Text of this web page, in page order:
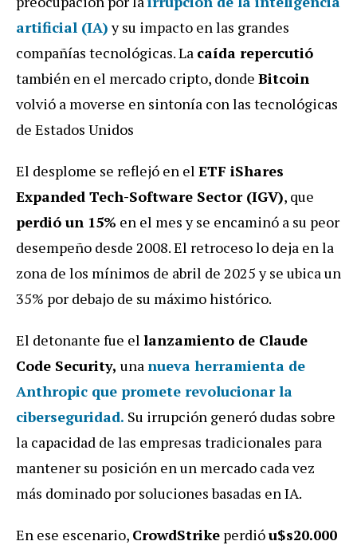
artificial (IA)y su impacto en las grandes
compañías tecnológicas. La caída repercutió
también en el mercado cripto, donde Bitcoin
volvió a moverse en sintonía con las tecnológicas
de Estados Unidos
El desplome se reflejó en el ETF iShares
Expanded Tech-Software Sector (IGV), que
perdió un 15% en el mes y se encaminó a su peor
desempeño desde 2008. El retroceso lo deja en la
zona de los mínimos de abril de 2025 y se ubica un
35% por debajo de su máximo histórico.
El detonante fue el lanzamiento de Claude
Code Security, unanueva herramienta de
Anthropic que promete revolucionar la
ciberseguridad. Su irrupción generó dudas sobre
la capacidad de las empresas tradicionales para
mantener su posición en un mercado cada vez
más dominado por soluciones basadas en IA.
En ese escenario, CrowdStrike perdióu$s20.000